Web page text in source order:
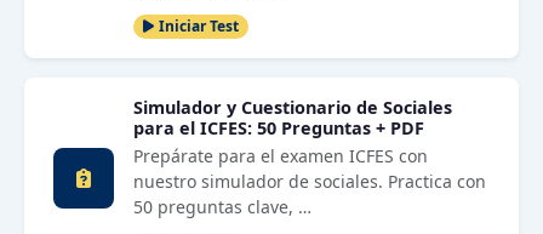
Iniciar Test
Simulador y Cuestionario de Sociales
para el ICFES: 50 Preguntas + PDF
Prepárate para el examen ICFES con
nuestro simulador de sociales. Practica con
50 preguntas clave, …